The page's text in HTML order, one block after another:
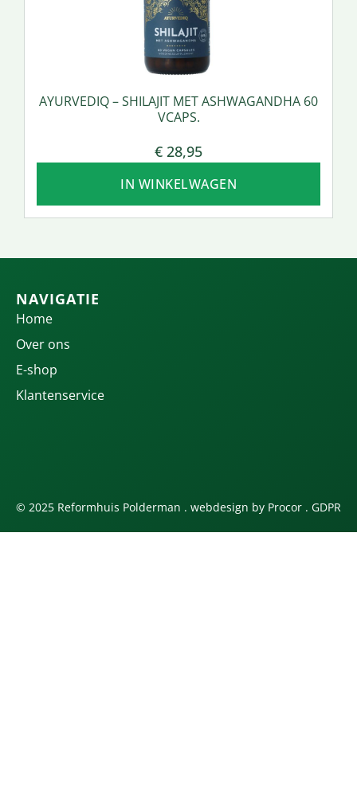
AYURVEDIQ – SHILAJIT MET ASHWAGANDHA 60
VCAPS.
€ 28,95
IN WINKELWAGEN
NAVIGATIE
Home
Over ons
E-shop
Klantenservice
© 2025 Reformhuis Polderman . webdesign by Procor . GDPR